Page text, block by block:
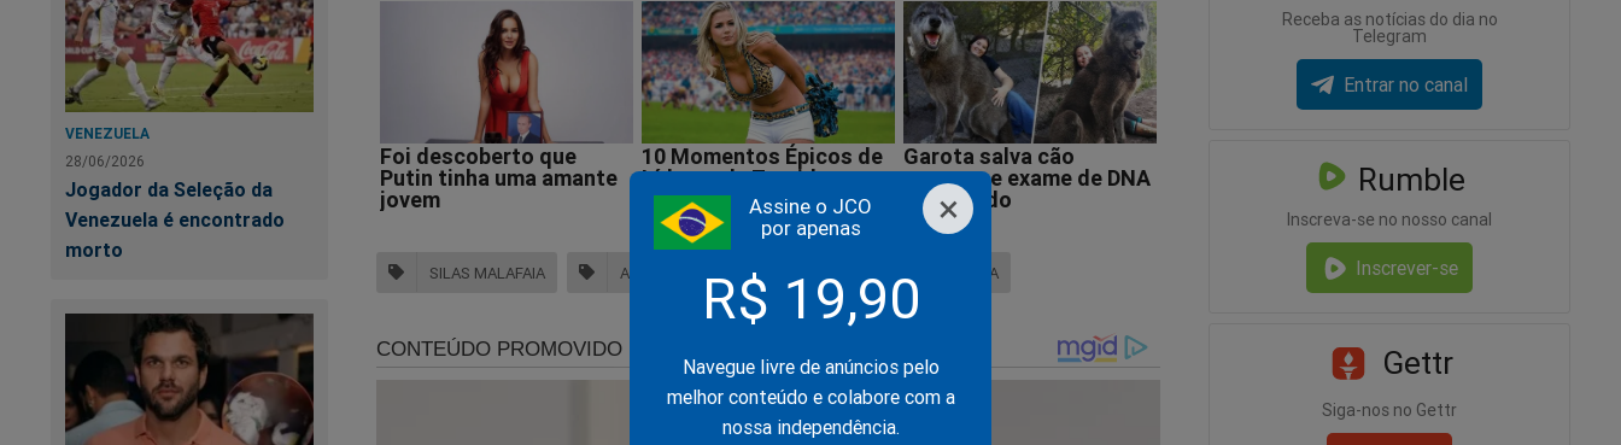
×
Assine o JCO
por apenas
R$ 19,90
Navegue livre de anúncios pelo
melhor conteúdo e colabore com a
nossa independência.
VENEZUELA
28/06/2026
Jogador da Seleção da
Venezuela é encontrado
morto
Quando a Justiça deixa de ser cega e começa a enxergar até o que
não existe
Siga o Jornal da Cidade Online no Facebook:https://www.facebook.com/jornaldacidadeonline
SILAS MALAFAIA ALEXANDRE DE MORAES AVENIDA PAULISTA
Receba as notícias do dia no
Telegram
Entrar no canal
Rumble
Inscreva-se no nosso canal
Inscrever-se
Gettr
Siga-nos no Gettr